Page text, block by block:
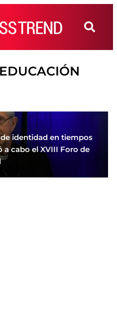
identidad en tiempos
a cabo el XVIII Foro de